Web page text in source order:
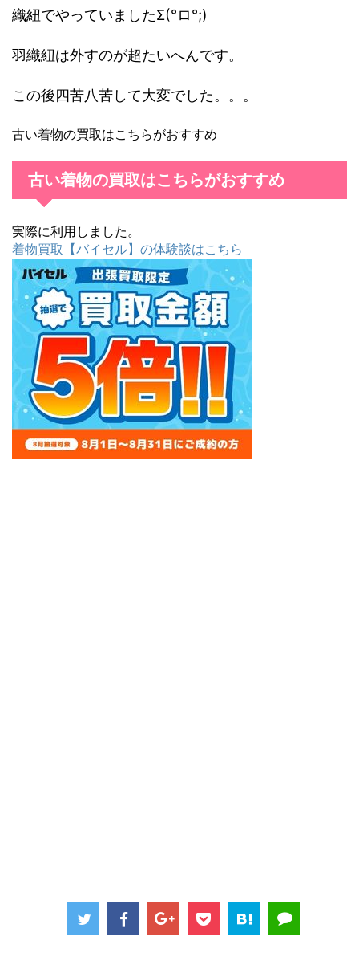
織紐でやっていましたΣ(°ロ°;)
羽織紐は外すのが超たいへんです。
この後四苦八苦して大変でした。。。
古い着物の買取はこちらがおすすめ
古い着物の買取はこちらがおすすめ
実際に利用しました。
着物買取【バイセル】の体験談はこちら